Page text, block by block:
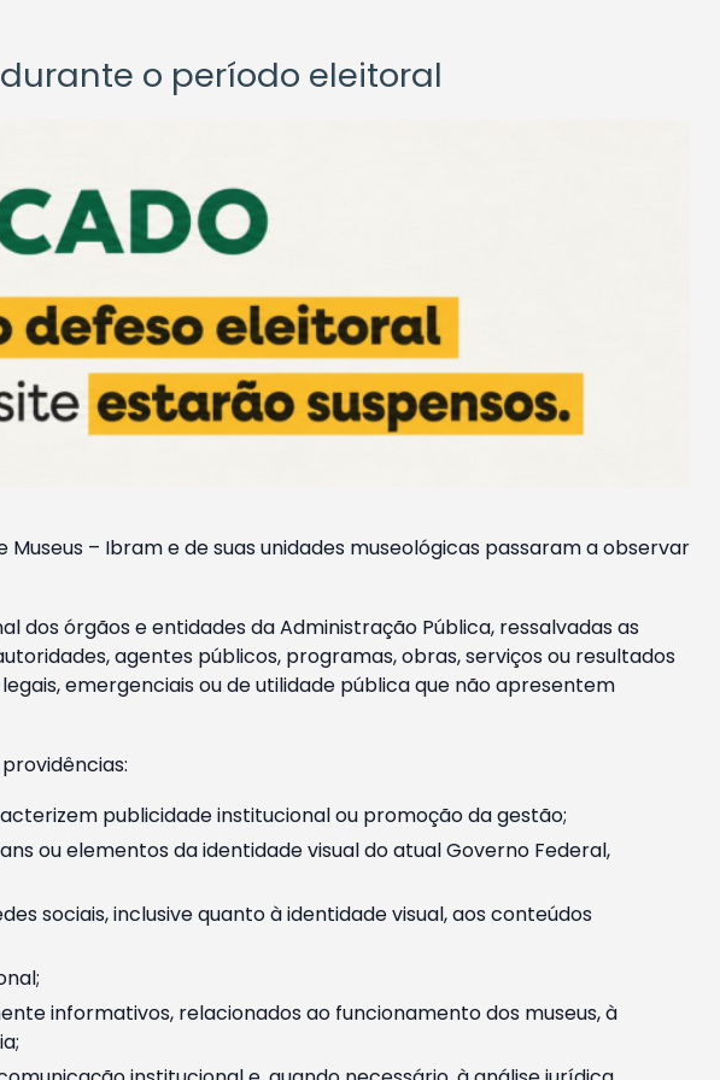
o período eleitoral
– Ibram e de suas unidades museológicas passaram a observar
dos órgãos e entidades da Administração Pública, ressalvadas as
agentes públicos, programas, obras, serviços ou resultados
emergenciais ou de utilidade pública que não apresentem
publicidade institucional ou promoção da gestão;
ou elementos da identidade visual do atual Governo Federal,
sociais, inclusive quanto à identidade visual, aos conteúdos
informativos, relacionados ao funcionamento dos museus, à